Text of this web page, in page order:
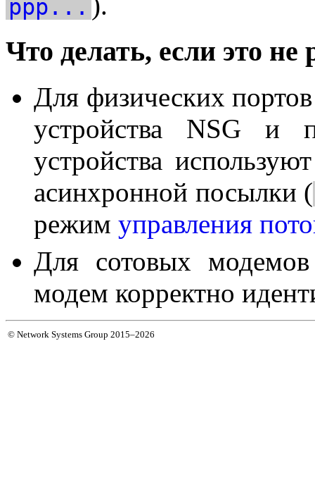
ppp...
Что делать, если это не
Для физических
устройства NSG и
устройства
асинхронной посылки (
режим управления
Для сотовых
модем корректно
© Network Systems Group 2015–2026